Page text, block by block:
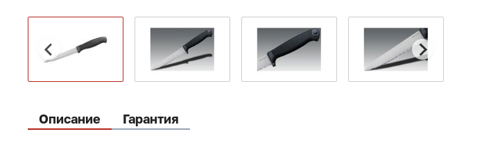
Описание Гарантия